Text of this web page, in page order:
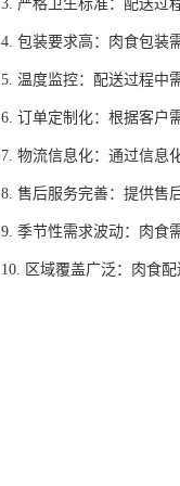
3. 严格卫生标准：配送过
4. 包装要求高：肉食包装
5. 温度监控：配送过程中
6. 订单定制化：根据客户
7. 物流信息化：通过信息
8. 售后服务完善：提供售
9. 季节性需求波动：肉食
10. 区域覆盖广泛：肉食